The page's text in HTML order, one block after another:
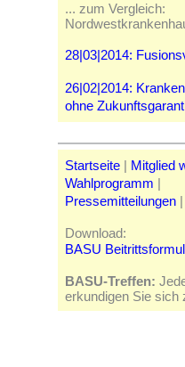
... zum Vergleich:
28|03|2014:
26|02|2014:
ohne
Startseite | Mitglied
Wahlprogramm |
Pressemitteilungen |
Download:
BASU
BASU-Treffen:
erkundigen Sie sich